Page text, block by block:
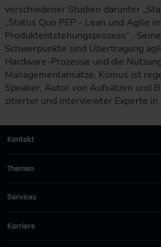
verschiedener Studien darunter
„Status Quo PEP - Lean und Agile
Produktentstehungsprozess“ .
Schwerpunkte sind Übertragung
Hardware-Prozesse und die
Managementansätze. Komus ist
Speaker, Autor von Aufsätzen und
zitierter und interviewter Experte in
Kontakt
+49 (0)2116214-201
+49 (0)2116214-154
wissensforum
Themen
Bauen und Gebäude
Services
Karriere